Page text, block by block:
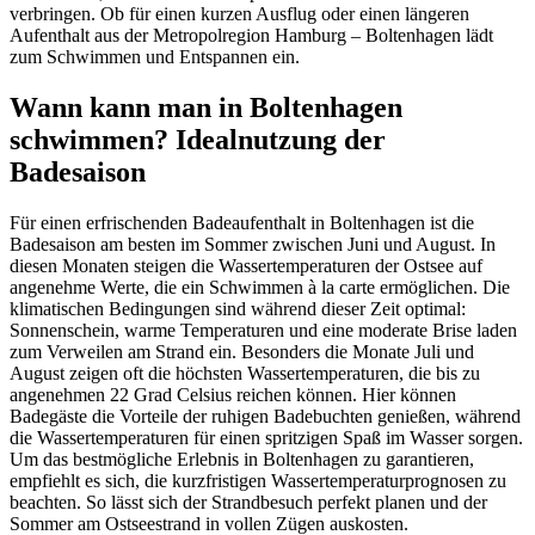
verbringen. Ob für einen kurzen Ausflug oder einen längeren
Aufenthalt aus der Metropolregion Hamburg – Boltenhagen lädt
zum Schwimmen und Entspannen ein.
Wann kann man in Boltenhagen
schwimmen? Idealnutzung der
Badesaison
Für einen erfrischenden Badeaufenthalt in Boltenhagen ist die
Badesaison am besten im Sommer zwischen Juni und August. In
diesen Monaten steigen die Wassertemperaturen der Ostsee auf
angenehme Werte, die ein Schwimmen à la carte ermöglichen. Die
klimatischen Bedingungen sind während dieser Zeit optimal:
Sonnenschein, warme Temperaturen und eine moderate Brise laden
zum Verweilen am Strand ein. Besonders die Monate Juli und
August zeigen oft die höchsten Wassertemperaturen, die bis zu
angenehmen 22 Grad Celsius reichen können. Hier können
Badegäste die Vorteile der ruhigen Badebuchten genießen, während
die Wassertemperaturen für einen spritzigen Spaß im Wasser sorgen.
Um das bestmögliche Erlebnis in Boltenhagen zu garantieren,
empfiehlt es sich, die kurzfristigen Wassertemperaturprognosen zu
beachten. So lässt sich der Strandbesuch perfekt planen und der
Sommer am Ostseestrand in vollen Zügen auskosten.